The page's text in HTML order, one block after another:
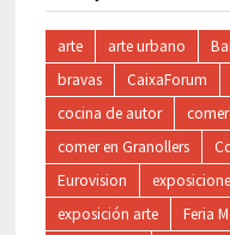
arte arte urbano
bravas
CaixaForum
cocina de autor
comer en Granollers
Eurovision
exposición arte
Feria